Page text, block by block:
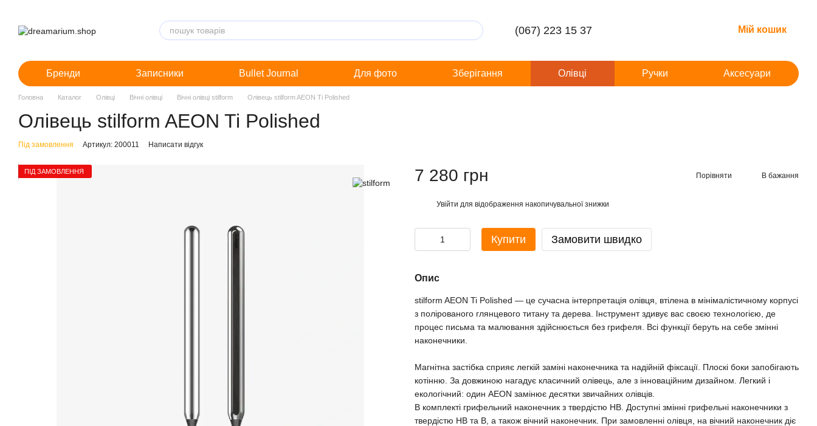
(067) 223 15 37 Мій кошик
Бренди Записники Bullet Journal Для фото Зберігання Олівці Ручки Аксесуари
Головна Каталог Олівці Вічні олівці Вічні олівці stilform Олівець stilform AEON Ti Polished
Олівець stilform AEON Ti Polished
Під замовлення Артикул: 200011 Написати відгук
ПІД ЗАМОВЛЕННЯ 7 280 грн Порівняти В бажання
Увійти для відображення накопичувальної знижки
Купити Замовити швидко
Опис
stilform AEON Ti Polished — це сучасна інтерпретація олівця, втілена в мінімалістичному корпусі
з полірованого глянцевого титану та дерева. Інструмент здивує вас своєю технологією, де
процес письма та малювання здійснюється без грифеля. Всі функції беруть на себе змінні
наконечники.
Магнітна застібка сприяє легкій заміні наконечника та надійній фіксації. Плоскі боки запобігають
котінню. За довжиною нагадує класичний олівець, але з інноваційним дизайном. Легкий і
екологічний: один AEON замінює десятки звичайних олівців.
В комплекті грифельний наконечник з твердістю HB. Доступні змінні грифельні наконечники з
твердістю HB та B, а також вічний наконечник. При замовленні олівця, на вічний наконечник діє